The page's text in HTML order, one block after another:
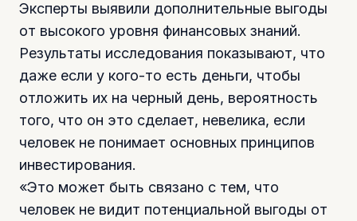
Эксперты выявили дополнительные выгоды
от высокого уровня финансовых знаний.
Результаты исследования показывают, что
даже если у кого-то есть деньги, чтобы
отложить их на черный день, вероятность
того, что он это сделает, невелика, если
человек не понимает основных принципов
инвестирования.
«Это может быть связано с тем, что
человек не видит потенциальной выгоды от